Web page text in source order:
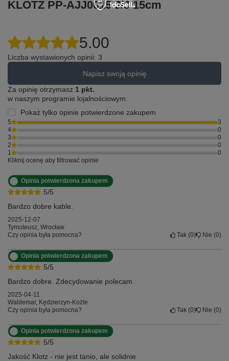
KLOTZ PP-AJJ0015 J/J 15cm
5.00
Liczba wystawionych opinii: 3
Napisz swoją opinię
Za opinię otrzymasz 1 pkt.
w naszym programie lojalnościowym.
Pokaż tylko opinie potwierdzone zakupem
5
3
4
0
3
0
2
0
1
0
Kliknij ocenę aby filtrować opinie
5/5
Opinia potwierdzona zakupem
Bardzo dobre kable.
2025-12-07
Tymoteusz, Wrocław
Czy opinia była pomocna?
Tak 0 Nie 0
5/5
Opinia potwierdzona zakupem
Bardzo dobre. Zdecydowanie polecam
2025-04-11
Waldemar, Kędzierzyn-Kożle
Czy opinia była pomocna?
Tak 0 Nie 0
5/5
Opinia potwierdzona zakupem
Jakość Klotz - nie jest tanio, ale solidnie